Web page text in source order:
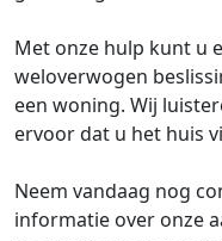
Met onze hulp kunt u
weloverwogen
een woning. Wij
ervoor dat u het huis
Neem vandaag nog
informatie over onze